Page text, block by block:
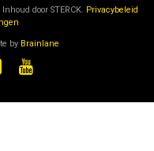
door STERCK. Privacybeleid
by Brainlane